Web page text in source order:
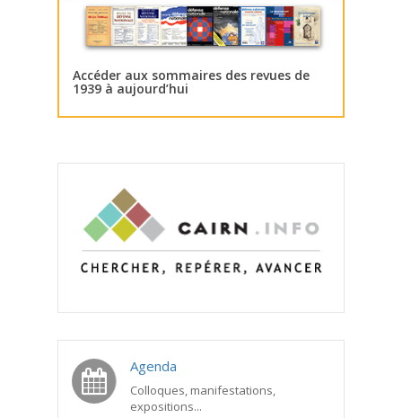
Accéder aux sommaires des revues de
1939 à aujourd’hui
Agenda
Colloques, manifestations,
expositions...